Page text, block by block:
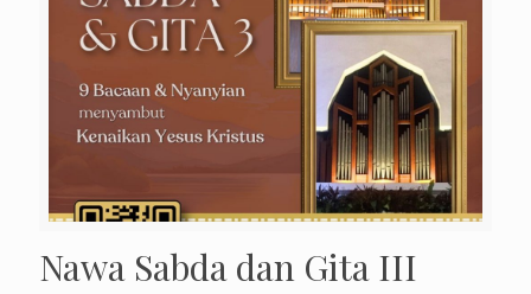
Nawa Sabda dan Gita III